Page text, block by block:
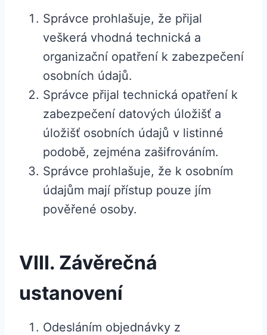
Správce prohlašuje, že přijal
veškerá vhodná technická a
organizační opatření k zabezpečení
osobních údajů.
Správce přijal technická opatření k
zabezpečení datových úložišť a
úložišť osobních údajů v listinné
podobě, zejména zašifrováním.
Správce prohlašuje, že k osobním
údajům mají přístup pouze jím
pověřené osoby.
VIII. Závěrečná
ustanovení
Odesláním objednávky z